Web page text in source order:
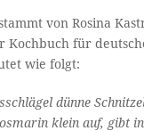
von Rosina
Kochbuch für
wie folgt:
dünne
klein auf, gibt